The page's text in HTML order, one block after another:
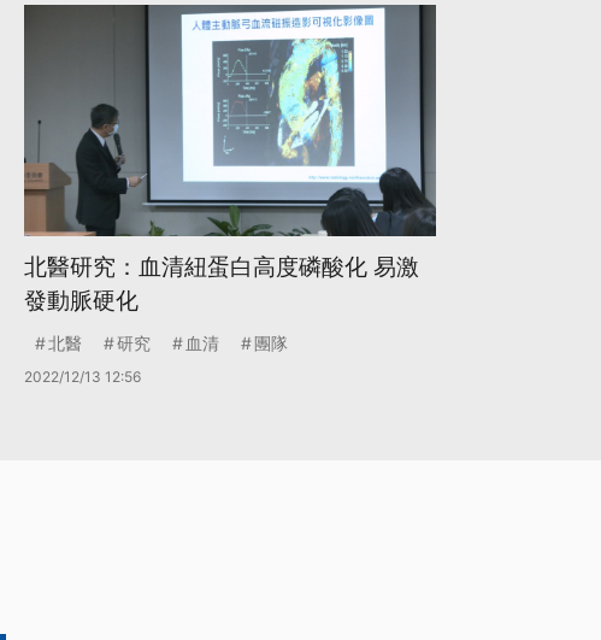
北醫研究：血清紐蛋白高度磷酸化 易激
發動脈硬化
北醫 研究 血清 團隊
2022/12/13 12:56